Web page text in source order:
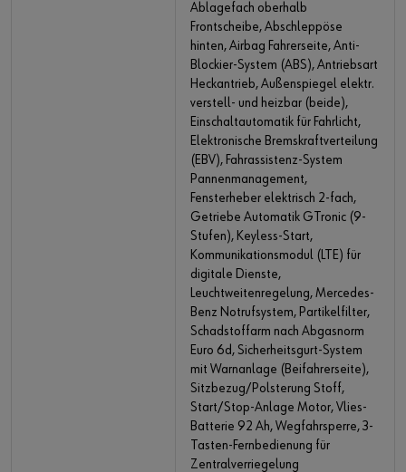
Ablagefach oberhalb
Frontscheibe, Abschleppöse
hinten, Airbag Fahrerseite, Anti-
Blockier-System (ABS), Antriebsart
Heckantrieb, Außenspiegel elektr.
verstell- und heizbar (beide),
Einschaltautomatik für Fahrlicht,
Elektronische Bremskraftverteilung
(EBV), Fahrassistenz-System
Pannenmanagement,
Fensterheber elektrisch 2-fach,
Getriebe Automatik GTronic (9-
Stufen), Keyless-Start,
Kommunikationsmodul (LTE) für
digitale Dienste,
Leuchtweitenregelung, Mercedes-
Benz Notrufsystem, Partikelfilter,
Schadstoffarm nach Abgasnorm
Euro 6d, Sicherheitsgurt-System
mit Warnanlage (Beifahrerseite),
Sitzbezug/Polsterung Stoff,
Start/Stop-Anlage Motor, Vlies-
Batterie 92 Ah, Wegfahrsperre, 3-
Tasten-Fernbedienung für
Zentralverriegelung